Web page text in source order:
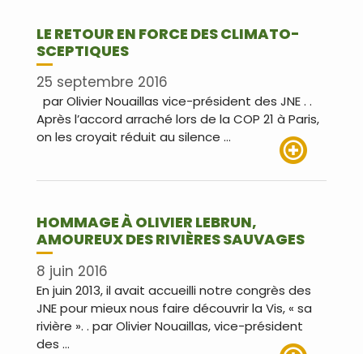
LE RETOUR EN FORCE DES CLIMATO-
SCEPTIQUES
25 septembre 2016
par Olivier Nouaillas vice-président des JNE . .
Après l’accord arraché lors de la COP 21 à Paris,
on les croyait réduit au silence …
HOMMAGE À OLIVIER LEBRUN,
AMOUREUX DES RIVIÈRES SAUVAGES
8 juin 2016
En juin 2013, il avait accueilli notre congrès des
JNE pour mieux nous faire découvrir la Vis, « sa
rivière ». . par Olivier Nouaillas, vice-président
des …